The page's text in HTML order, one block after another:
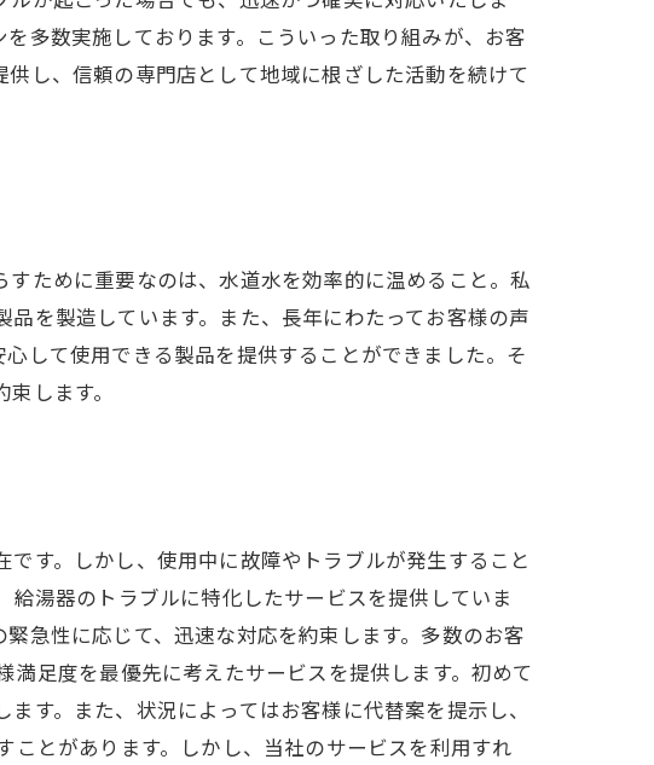
多数実施しております。こういった取り組みが、お客
し、信頼の専門店として地域に根ざした活動を続けて
ために重要なのは、水道水を効率的に温めること。私
を製造しています。また、長年にわたってお客様の声
して使用できる製品を提供することができました。そ
します。
す。しかし、使用中に故障やトラブルが発生すること
湯器のトラブルに特化したサービスを提供していま
急性に応じて、迅速な対応を約束します。多数のお客
足度を最優先に考えたサービスを提供します。初めて
す。また、状況によってはお客様に代替案を提示し、
とがあります。しかし、当社のサービスを利用すれ